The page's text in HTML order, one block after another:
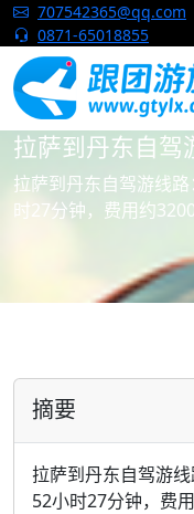
跟团游旅行网
707542365@qq.com
0871-65018855
首页 旅
拉萨到丹东自驾
拉萨到丹东自驾游线
时27分钟，费用约3200
摘要
拉萨到丹东自驾游
52小时27分钟，费